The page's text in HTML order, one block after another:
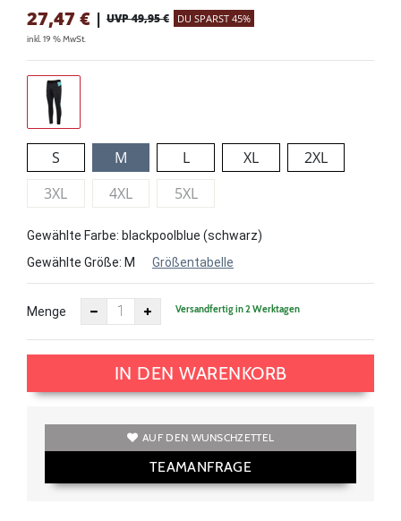
27,47 € | UVP 49,95 € DU SPARST 45%
inkl. 19 % MwSt.
S M L XL
2XL
3XL
4XL 5XL
Gewählte Farbe: blackpoolblue (schwarz)
Gewählte Größe: M Größentabelle
Menge Versandfertig in 2 Werktagen
IN DEN WARENKORB
AUF DEN WUNSCHZETTEL
TEAMANFRAGE